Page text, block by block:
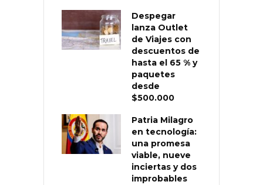
Despegar
lanza Outlet
de Viajes con
descuentos de
hasta el 65 % y
paquetes
desde
$500.000
Patria Milagro
en tecnología:
una promesa
viable, nueve
inciertas y dos
improbables